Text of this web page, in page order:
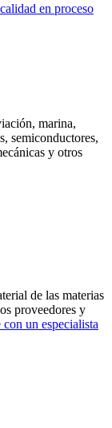
en proceso
marina,
semiconductores,
y otros
de las materias
proveedores y
con un especialista